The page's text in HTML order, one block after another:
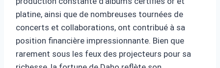
platine, ainsi que de nombreuses tournées de
concerts et collaborations, ont contribué à sa
position financière impressionnante. Bien que
rarement sous les feux des projecteurs pour sa